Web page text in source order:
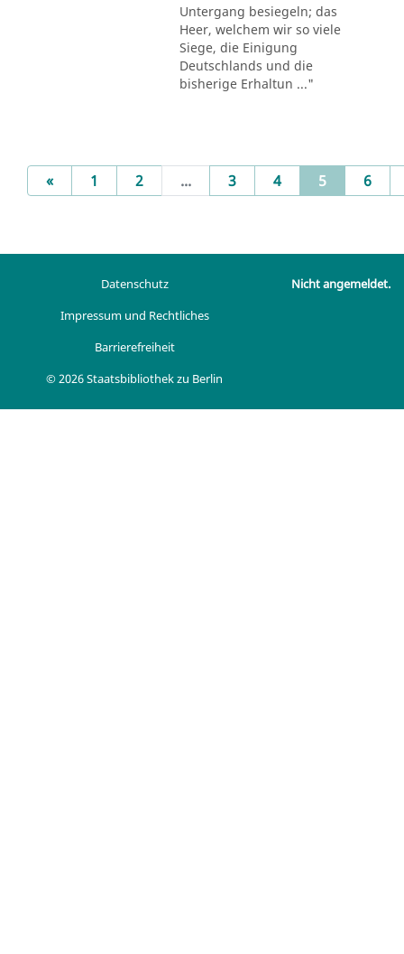
Untergang besiegeln; das
Heer, welchem wir so viele
Siege, die Einigung
Deutschlands und die
bisherige Erhaltun ..."
«Previous
1 2 ... 3 4 5(current)
6
Datenschutz
Impressum und Rechtliches
Barrierefreiheit
© 2026 Staatsbibliothek zu Berlin
Nicht angemeldet.